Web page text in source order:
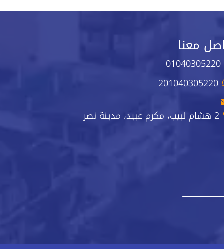
معنا
01040305220
201040305220
2 هشام لبيب، مكرم عبيد، مدينة نصر